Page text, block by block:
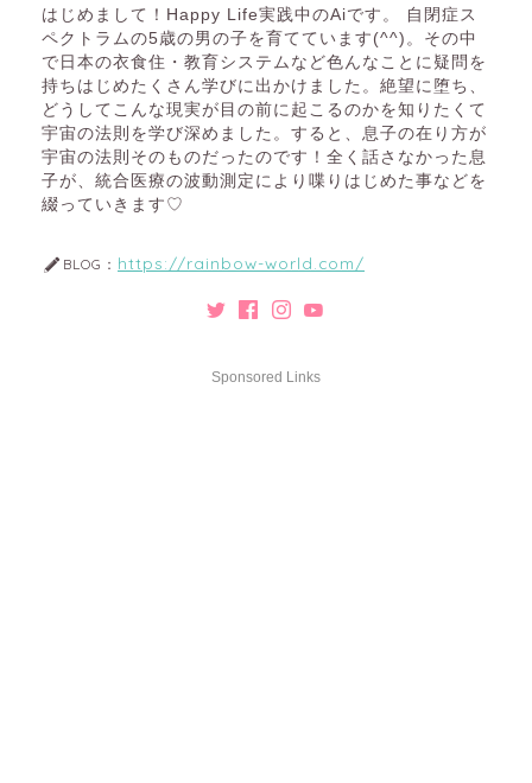
はじめまして！Happy Life実践中のAiです。 自閉症ス
ペクトラムの5歳の男の子を育てています(^^)。その中
で日本の衣食住・教育システムなど色んなことに疑問を
持ちはじめたくさん学びに出かけました。絶望に堕ち、
どうしてこんな現実が目の前に起こるのかを知りたくて
宇宙の法則を学び深めました。すると、息子の在り方が
宇宙の法則そのものだったのです！全く話さなかった息
子が、統合医療の波動測定により喋りはじめた事などを
綴っていきます♡
BLOG： https://rainbow-world.com/
Sponsored Links